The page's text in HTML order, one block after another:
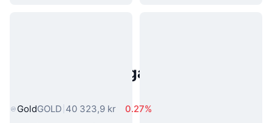
Populära tillgångar från den
GoldGOLD 40 323,9 kr
0.27%